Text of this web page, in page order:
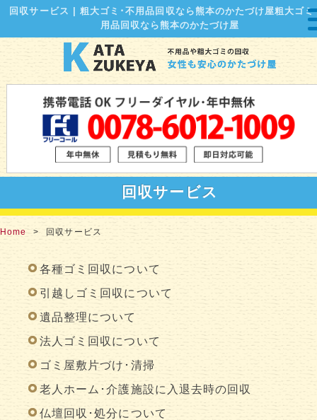
回収サービス | 粗大ゴミ･不用品回収なら熊本のかたづけ屋粗大ゴミ
用品回収なら熊本のかたづけ屋
Home 回収サービス
回収サービス
各種ゴミ回収について
引越しゴミ回収について
遺品整理について
法人ゴミ回収について
ゴミ屋敷片づけ･清掃
老人ホーム･介護施設に入退去時の回収
仏壇回収･処分について